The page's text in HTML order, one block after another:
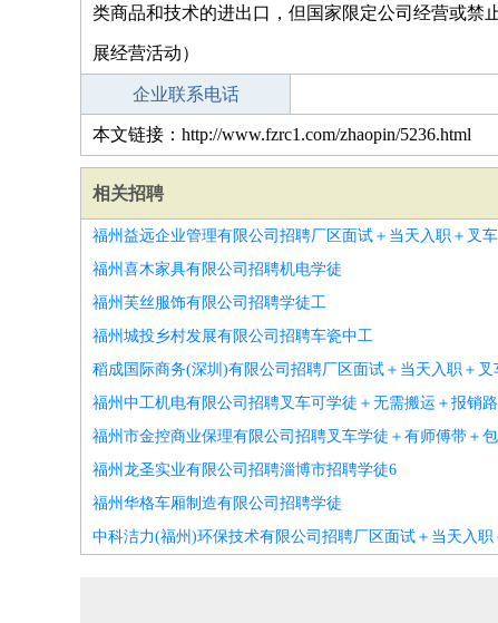
类商品和技术的进出口，但国家限定公司经营或禁
展经营活动）
企业联系电话
本文链接：http://www.fzrc1.com/zhaopin/5236.html
相关招聘
福州益远企业管理有限公司招聘厂区面试＋当天入职＋叉
福州喜木家具有限公司招聘机电学徒
福州芙丝服饰有限公司招聘学徒工
福州城投乡村发展有限公司招聘车瓷中工
稻成国际商务(深圳)有限公司招聘厂区面试＋当天入职＋叉
福州中工机电有限公司招聘叉车可学徒＋无需搬运＋报销
福州市金控商业保理有限公司招聘叉车学徒＋有师傅带＋
福州龙圣实业有限公司招聘淄博市招聘学徒6
福州华格车厢制造有限公司招聘学徒
中科洁力(福州)环保技术有限公司招聘厂区面试＋当天入职